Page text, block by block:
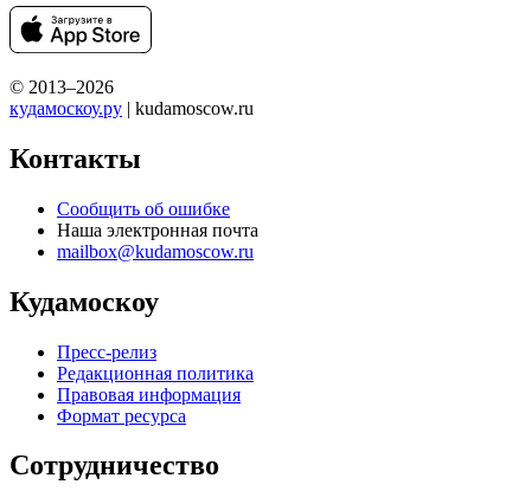
© 2013–2026
кудамоскоу.ру | kudamoscow.ru
Контакты
Сообщить об ошибке
Наша электронная почта
mailbox@kudamoscow.ru
Кудамоскоу
Пресс-релиз
Редакционная политика
Правовая информация
Формат ресурса
Сотрудничество